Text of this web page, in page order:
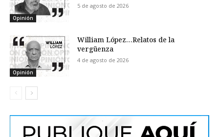
Opinión
5 de agosto de 2026
Opinión
William López…Relatos de la
vergüenza
4 de agosto de 2026